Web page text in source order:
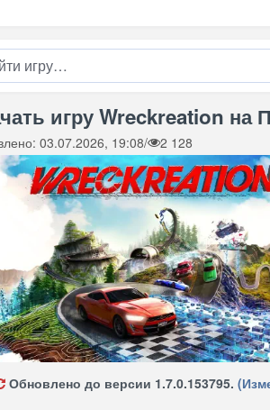
игру Wreckreation на
03.07.2026, 19:08/ 2 128
Обновлено до версии 1.7.0.153795.